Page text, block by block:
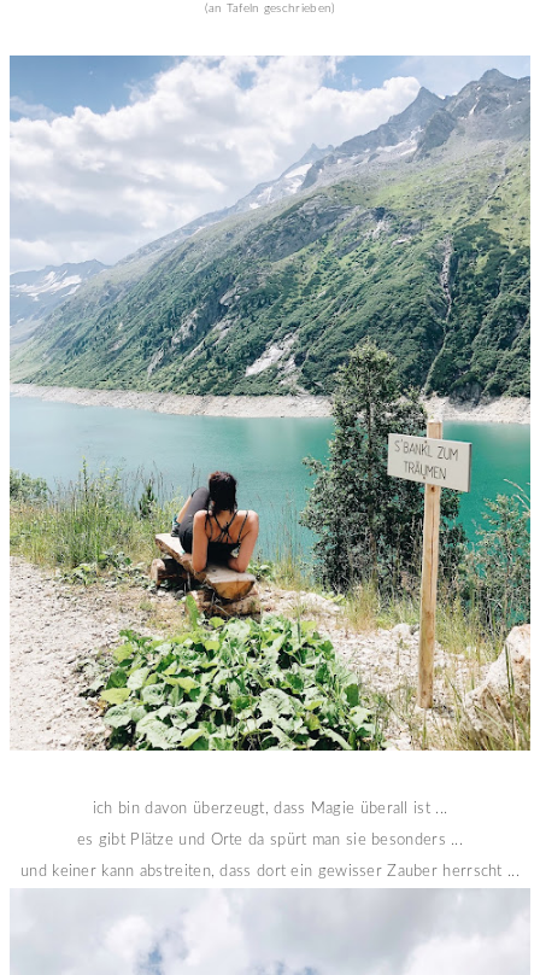
(an Tafeln geschrieben)
ich bin davon überzeugt, dass Magie überall ist ...
es gibt Plätze und Orte da spürt man sie besonders ...
und keiner kann abstreiten, dass dort ein gewisser Zauber herrscht ...